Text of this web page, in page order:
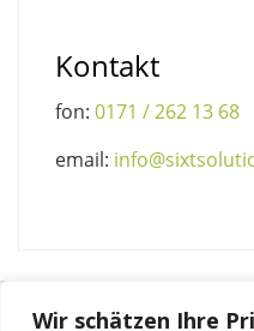
Wir schätzen Ihre
Kontakt
fon: 0171 / 262 13 68
email: